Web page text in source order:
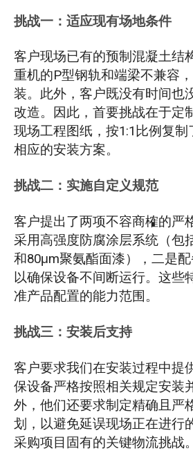
挑战一：适应现有场地条件
客户现场已有的预制混凝土结
重机的P型钢轨和端梁不兼容
装。此外，客户既没有时间也
改造。因此，首要挑战在于定
现场工程图纸，按1:1比例复
相应的安装方案。
挑战二：实施自定义规范
客户提出了两项不容商榷的严
采用高强度防腐涂层系统（包
和80μm聚氨酯面漆），二是
以确保设备不间断运行。这些
准产品配置的能力范围。
挑战三：安装后支持
客户要求我们在安装过程中提
保设备严格按照相关规定安装
外，他们还要求制定精确且严
划，以避免延误现场正在进
采购项目固有的关键物流挑战。